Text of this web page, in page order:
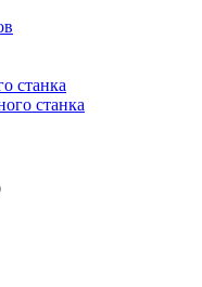
станка
станка